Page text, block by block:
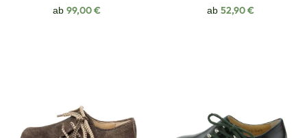
Regulärer Preis:
ab 99,00 € Regulärer Preis:
ab 52,90 €